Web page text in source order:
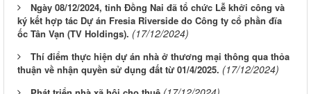
Ngày 08/12/2024, tỉnh Đồng Nai đã tổ chức Lễ khởi công và
ký kết hợp tác Dự án Fresia Riverside do Công ty cổ phần đĩa
ốc Tân Vạn (TV Holdings). (17/12/2024)
Thí điểm thực hiện dự án nhà ở thương mại thông qua thỏa
thuận về nhận quyền sử dụng đất từ 01/4/2025. (17/12/2024)